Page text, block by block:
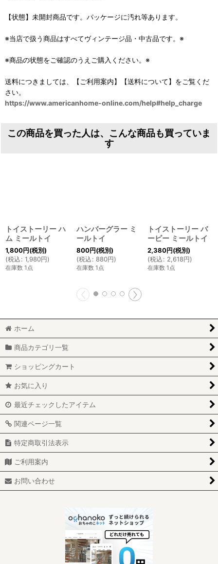
【状態】未開封商品です。パッケージに汚れ等あります。
※当店で扱う商品はすべてヴィンテージ品・中古品です。※
※商品の状態をご確認のうえご購入ください。※
送料につきましては、【ご利用案内】【送料について】をご覧くだ
さい。
https://www.americanhome-online.com/help#help_charge
この商品を買った人は、こんな商品も買っていま
す
トイストーリー ハ
ム ミールトイ
1,800円(税別)
(税込: 1,980円)
在庫数 1点
ハンバーグラー ミ
ールトイ
800円(税別)
(税込: 880円)
在庫数 1点
トイストーリー バ
ービー ミールトイ
2,380円(税別)
(税込: 2,618円)
在庫数 1点
ホーム
商品カテゴリ一覧
ショッピングカート
お気に入り
最近チェックしたアイテム
関連ページ一覧
特定商取引法表示
ご利用案内
お問い合わせ